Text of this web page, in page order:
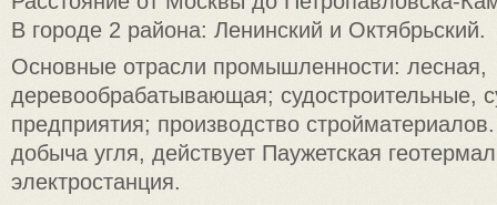
В городе 2 района: Ленинский и Октябрьский.
Основные отрасли промышленности: лесная,
деревообрабатывающая; судостроительные,
предприятия; производство
добыча угля, действует Паужетская
электростанция.